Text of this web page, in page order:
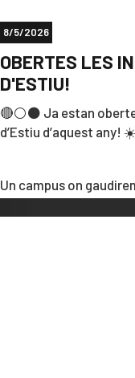
8/5/2026
OBERTES LES
D'ESTIU!
🔴⚪⚫ Ja estan
d’Estiu d’aquest any!
Un campus on